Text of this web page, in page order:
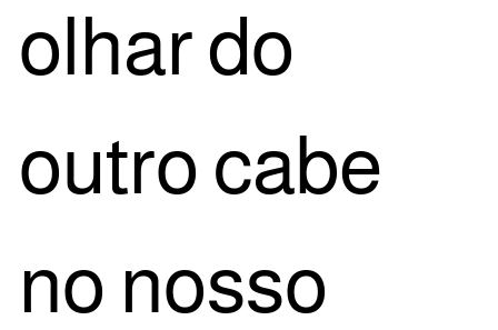
olhar do
outro cabe
no nos­so